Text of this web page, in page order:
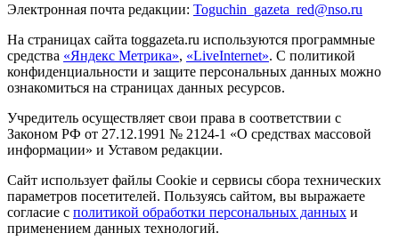
Электронная почта редакции: Toguchin gazeta red@nso.ru
На страницах сайта toggazeta.ru используются программные
средства «Яндекс Метрика», «LiveInternet». С политикой
конфиденциальности и защите персональных данных можно
ознакомиться на страницах данных ресурсов.
Учредитель осуществляет свои права в соответствии с
Законом РФ от 27.12.1991 № 2124-1 «О средствах массовой
информации» и Уставом редакции.
Сайт использует файлы Cookie и сервисы сбора технических
параметров посетителей. Пользуясь сайтом, вы выражаете
согласие с политикой обработки персональных данных и
применением данных технологий.